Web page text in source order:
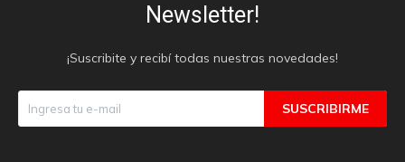
Newsletter!
¡Suscribite y recibí todas nuestras novedades!
SUSCRIBIRME